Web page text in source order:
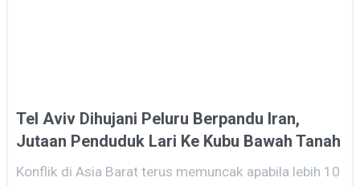
Tel Aviv Dihujani Peluru Berpandu Iran,
Jutaan Penduduk Lari Ke Kubu Bawah Tanah
Konflik di Asia Barat terus memuncak apabila lebih 10